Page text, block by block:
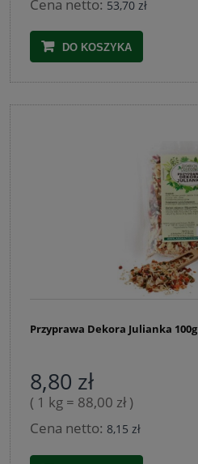
Cena netto: 53,70 zł
DO KOSZYKA
Przyprawa Dekora Julianka 100g
8,80 zł
( 1 kg = 88,00 zł )
Cena netto: 8,15 zł